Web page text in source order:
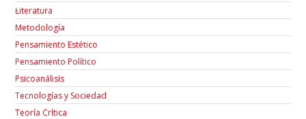
Łiteratura
Metodología
Pensamiento Estético
Pensamiento Político
Psicoanálisis
Tecnologías y Sociedad
Teoría Crítica